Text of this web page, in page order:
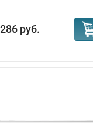
руб.